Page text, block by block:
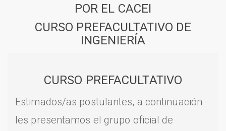
POR EL CACEI
CURSO PREFACULTATIVO DE
INGENIERÍA
CURSO PREFACULTATIVO
Estimados/as postulantes, a continuación
les presentamos el grupo oficial de